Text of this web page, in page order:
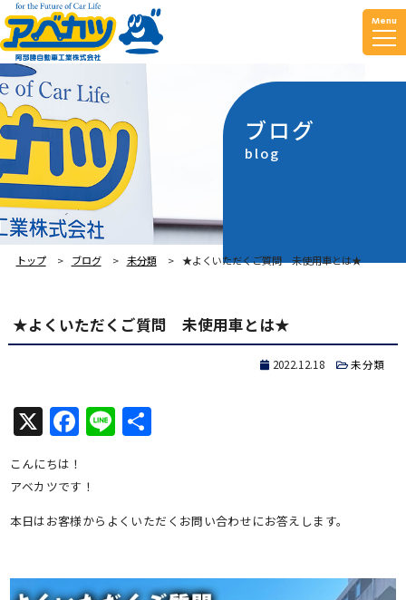
Menu
ブログ
blog
トップ ブログ 未分類 ★よくいただくご質問 未使用車とは★
★よくいただくご質問 未使用車とは★
2022.12.18 未分類
X Facebook
Line共
こんにちは！
アベカツです！
本日はお客様からよくいただくお問い合わせにお答えします。